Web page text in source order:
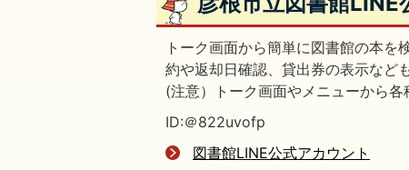
トーク画面から簡単に図書館の本
約や返却日確認、貸出券の表示など
(注意）トーク画面やメニューから各
ID:＠822uvofp
図書館LINE公式アカウント